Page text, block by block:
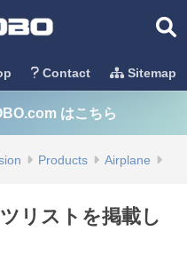
Contact Sitemap
はこちら
Products Airplane
リストを掲載し